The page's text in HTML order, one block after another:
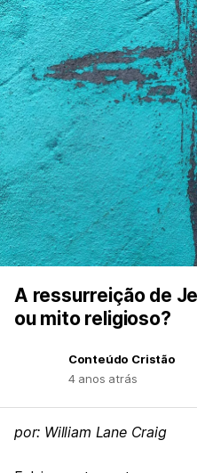
A ressurreição de
ou mito religioso?
Conteúdo Cristão
4 anos atrás
por: William Lane Craig